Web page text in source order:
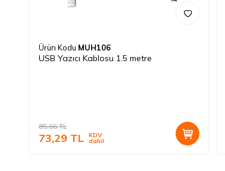
Ürün Kodu MUH106
USB Yazıcı Kablosu 1.5 metre
85,66TL
73,29TL KDV
dahil